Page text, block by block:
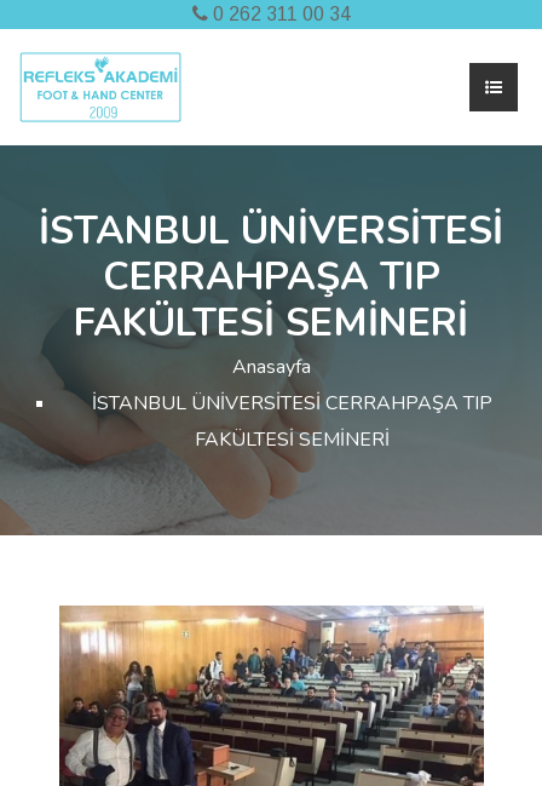
0 262 311 00 34
İSTANBUL ÜNİVERSİTESİ
CERRAHPAŞA TIP
FAKÜLTESİ SEMİNERİ
Anasayfa
İSTANBUL ÜNİVERSİTESİ CERRAHPAŞA TIP
FAKÜLTESİ SEMİNERİ